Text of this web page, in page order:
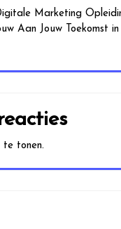
Marketing
Aan Jouw Toekomst in
te tonen.